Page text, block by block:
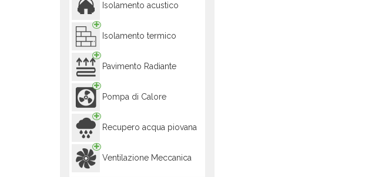
Isolamento acustico
Isolamento termico
Pavimento Radiante
Pompa di Calore
Recupero acqua piovana
Ventilazione Meccanica